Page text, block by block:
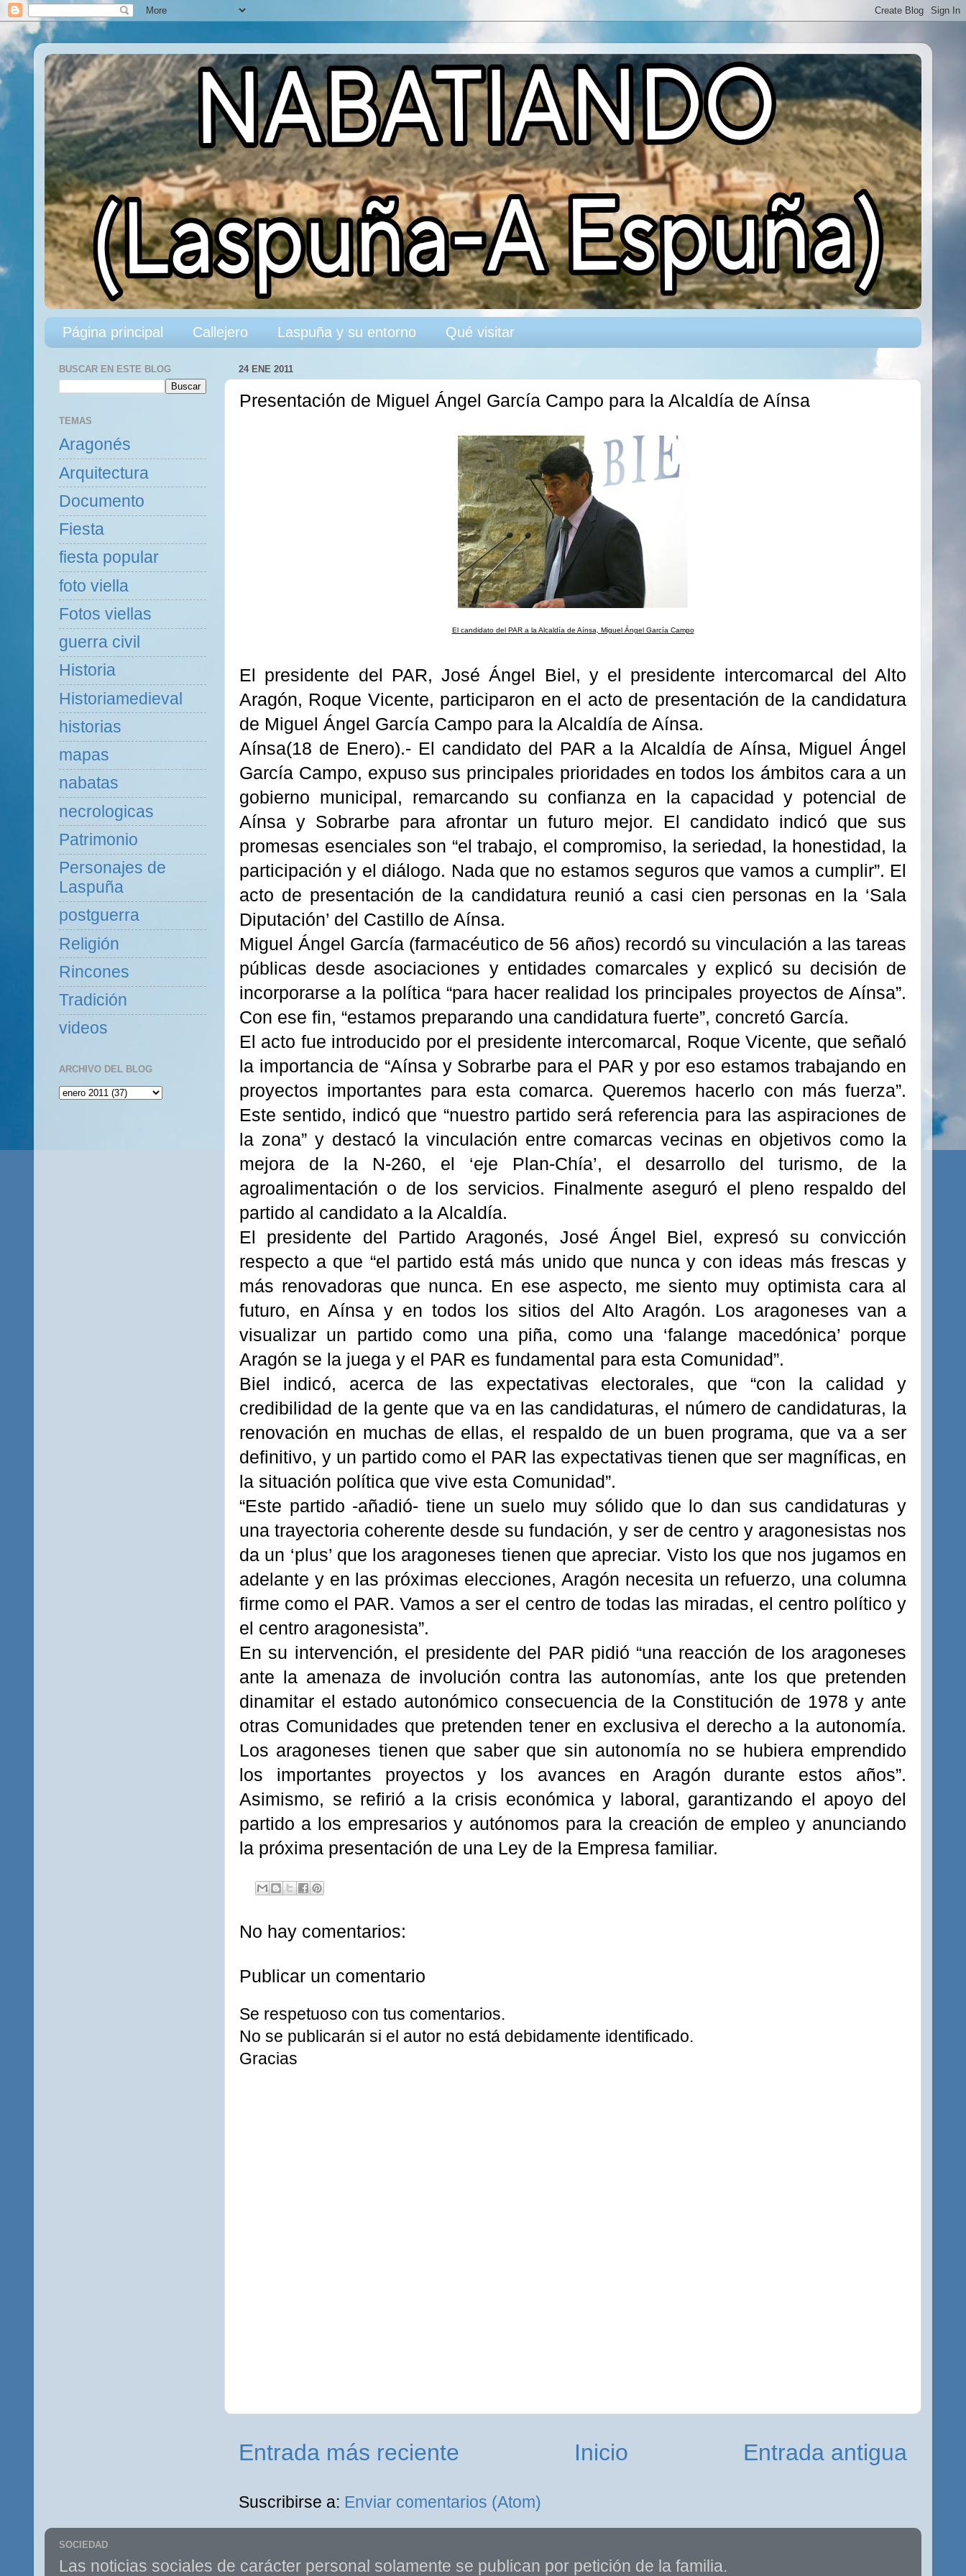
Página principal Callejero Laspuña y su entorno Qué visitar
24 ENE 2011
Presentación de Miguel Ángel García Campo para la Alcaldía de Aínsa
El candidato del PAR a la Alcaldía de Aínsa, Miguel Ángel García Campo
El presidente del PAR, José Ángel Biel, y el presidente intercomarcal del Alto
Aragón, Roque Vicente, participaron en el acto de presentación de la candidatura
de Miguel Ángel García Campo para la Alcaldía de Aínsa.
Aínsa(18 de Enero).- El candidato del PAR a la Alcaldía de Aínsa, Miguel Ángel
García Campo, expuso sus principales prioridades en todos los ámbitos cara a un
gobierno municipal, remarcando su confianza en la capacidad y potencial de
Aínsa y Sobrarbe para afrontar un futuro mejor. El candidato indicó que sus
promesas esenciales son “el trabajo, el compromiso, la seriedad, la honestidad, la
participación y el diálogo. Nada que no estamos seguros que vamos a cumplir”. El
acto de presentación de la candidatura reunió a casi cien personas en la ‘Sala
Diputación’ del Castillo de Aínsa.
Miguel Ángel García (farmacéutico de 56 años) recordó su vinculación a las tareas
públicas desde asociaciones y entidades comarcales y explicó su decisión de
incorporarse a la política “para hacer realidad los principales proyectos de Aínsa”.
Con ese fin, “estamos preparando una candidatura fuerte”, concretó García.
El acto fue introducido por el presidente intercomarcal, Roque Vicente, que señaló
la importancia de “Aínsa y Sobrarbe para el PAR y por eso estamos trabajando en
proyectos importantes para esta comarca. Queremos hacerlo con más fuerza”.
Este sentido, indicó que “nuestro partido será referencia para las aspiraciones de
la zona” y destacó la vinculación entre comarcas vecinas en objetivos como la
mejora de la N-260, el ‘eje Plan-Chía’, el desarrollo del turismo, de la
agroalimentación o de los servicios. Finalmente aseguró el pleno respaldo del
partido al candidato a la Alcaldía.
El presidente del Partido Aragonés, José Ángel Biel, expresó su convicción
respecto a que “el partido está más unido que nunca y con ideas más frescas y
más renovadoras que nunca. En ese aspecto, me siento muy optimista cara al
futuro, en Aínsa y en todos los sitios del Alto Aragón. Los aragoneses van a
visualizar un partido como una piña, como una ‘falange macedónica’ porque
Aragón se la juega y el PAR es fundamental para esta Comunidad”.
Biel indicó, acerca de las expectativas electorales, que “con la calidad y
credibilidad de la gente que va en las candidaturas, el número de candidaturas, la
renovación en muchas de ellas, el respaldo de un buen programa, que va a ser
definitivo, y un partido como el PAR las expectativas tienen que ser magníficas, en
la situación política que vive esta Comunidad”.
“Este partido -añadió- tiene un suelo muy sólido que lo dan sus candidaturas y
una trayectoria coherente desde su fundación, y ser de centro y aragonesistas nos
da un ‘plus’ que los aragoneses tienen que apreciar. Visto los que nos jugamos en
adelante y en las próximas elecciones, Aragón necesita un refuerzo, una columna
firme como el PAR. Vamos a ser el centro de todas las miradas, el centro político y
el centro aragonesista”.
En su intervención, el presidente del PAR pidió “una reacción de los aragoneses
ante la amenaza de involución contra las autonomías, ante los que pretenden
dinamitar el estado autonómico consecuencia de la Constitución de 1978 y ante
otras Comunidades que pretenden tener en exclusiva el derecho a la autonomía.
Los aragoneses tienen que saber que sin autonomía no se hubiera emprendido
los importantes proyectos y los avances en Aragón durante estos años”.
Asimismo, se refirió a la crisis económica y laboral, garantizando el apoyo del
partido a los empresarios y autónomos para la creación de empleo y anunciando
la próxima presentación de una Ley de la Empresa familiar.
No hay comentarios:
Publicar un comentario
Se respetuoso con tus comentarios.
No se publicarán si el autor no está debidamente identificado.
Gracias
Entrada más reciente Entrada antigua
Inicio
Suscribirse a: Enviar comentarios (Atom)
BUSCAR EN ESTE BLOG
TEMAS
Aragonés
Arquitectura
Documento
Fiesta
fiesta popular
foto viella
Fotos viellas
guerra civil
Historia
Historiamedieval
historias
mapas
nabatas
necrologicas
Patrimonio
Personajes de
Laspuña
postguerra
Religión
Rincones
Tradición
videos
ARCHIVO DEL BLOG
SOCIEDAD
Las noticias sociales de carácter personal solamente se publican por petición de la familia.